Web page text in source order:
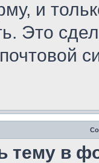
и
Это
тему в